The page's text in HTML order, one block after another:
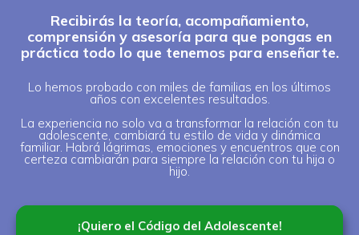
Recibirás la teoría, acompañamiento,
comprensión y asesoría para que pongas en
práctica todo lo que tenemos para enseñarte.
Lo hemos probado con miles de familias en los últimos
años con excelentes resultados.
La experiencia no solo va a transformar la relación con tu
adolescente, cambiará tu estilo de vida y dinámica
familiar. Habrá lágrimas, emociones y encuentros que con
certeza cambiarán para siempre la relación con tu hija o
hijo.
¡Quiero el Código del Adolescente!